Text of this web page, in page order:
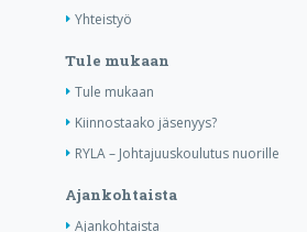
Yhteistyö
Tule mukaan
Tule mukaan
Kiinnostaako jäsenyys?
RYLA – Johtajuuskoulutus nuorille
Ajankohtaista
Ajankohtaista